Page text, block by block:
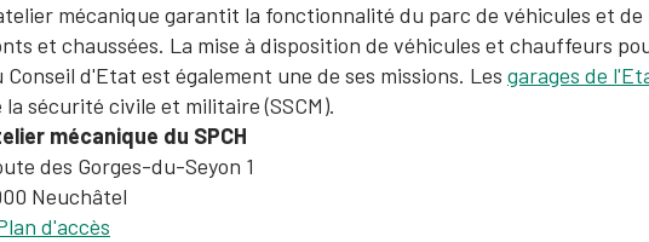
mécanique garantit la fonctionnalité du parc de véhicules et de
et chaussées. La mise à disposition de véhicules et chauffeurs
Conseil d'Etat est également une de ses missions. Les garages de
la sécurité civile et militaire (SSCM).
mécanique du SPCH
des Gorges-du-Seyon 1
Neuchâtel
d'accès